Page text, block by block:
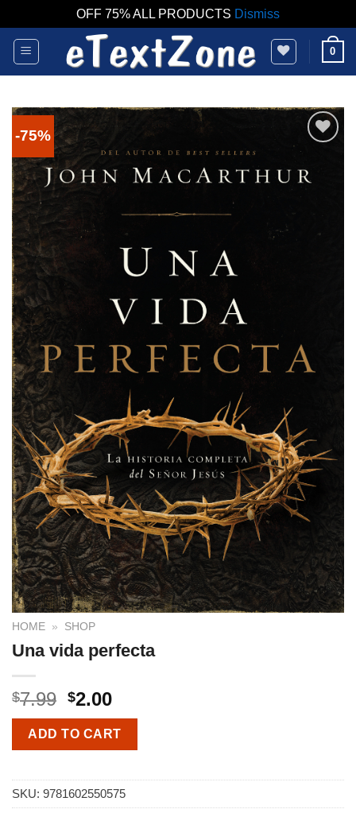
OFF 75% ALL PRODUCTS Dismiss
Skip
content
0
-75%
HOME » SHOP
Una vida perfecta
$7.99 $2.00
ADD TO CART
SKU: 9781602550575